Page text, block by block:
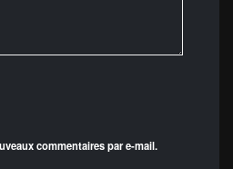
commentaires par e-mail.